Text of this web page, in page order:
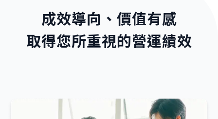
成效導向、價值有感
取得您所重視的營運績效